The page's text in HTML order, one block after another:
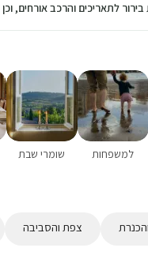
לתאריכים והרכב אורחים,
למשפחות שומרי שבת
צפת והסביבה